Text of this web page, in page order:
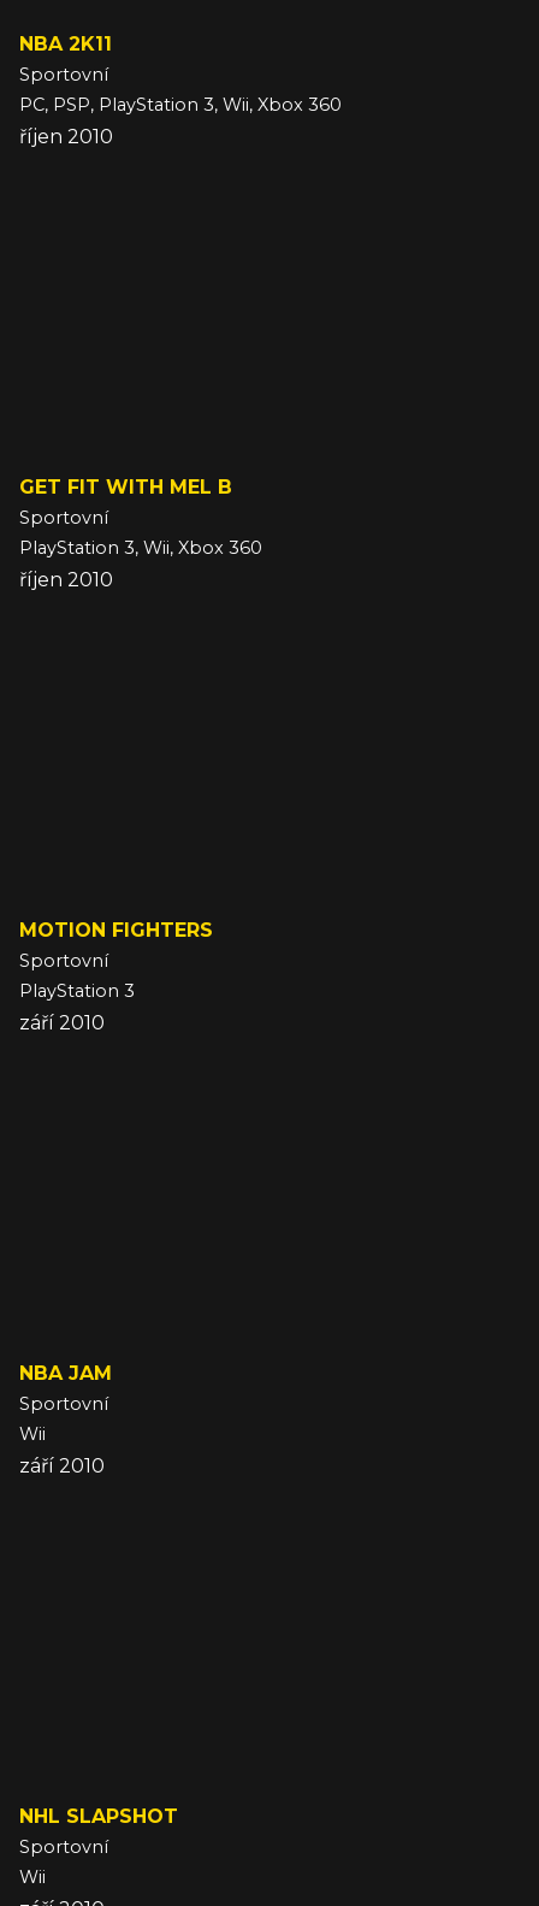
NBA 2K11
Sportovní
PC, PSP, PlayStation 3, Wii, Xbox 360
říjen 2010
GET FIT WITH MEL B
Sportovní
PlayStation 3, Wii, Xbox 360
říjen 2010
MOTION FIGHTERS
Sportovní
PlayStation 3
září 2010
NBA JAM
Sportovní
Wii
září 2010
NHL SLAPSHOT
Sportovní
Wii